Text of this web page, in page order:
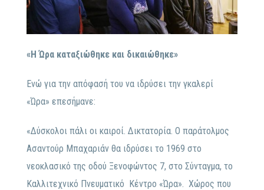
«Η Ώρα καταξιώθηκε και δικαιώθηκε»
Ενώ για την απόφασή του να ιδρύσει την γκαλερί
«Ώρα» επεσήμανε:
«Δύσκολοι πάλι οι καιροί. Δικτατορία. Ο παράτολμος
Ασαντούρ Μπαχαριάν θα ιδρύσει το 1969 στο
νεοκλασικό της οδού Ξενοφώντος 7, στο Σύνταγμα, το
Καλλιτεχνικό Πνευματικό Κέντρο «Ώρα».
Χώρος που